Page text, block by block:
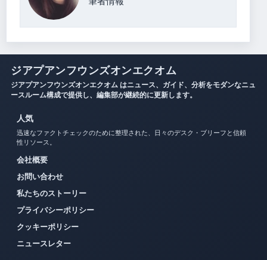
ジアプアンフウンズオンエクオム
ジアプアンフウンズオンエクオム はニュース、ガイド、分析をモダンなニュ
ースルーム構成で提供し、編集部が継続的に更新します。
人気
迅速なファクトチェックのために整理された、日々のデスク・ブリーフと信頼
性リソース。
会社概要
お問い合わせ
私たちのストーリー
プライバシーポリシー
クッキーポリシー
ニュースレター